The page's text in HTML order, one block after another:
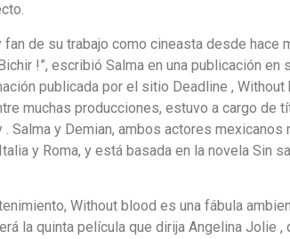
de su trabajo como cineasta desde hace
!”, escribió Salma en una publicación
publicada por el sitio Deadline ,
muchas producciones, estuvo a cargo de
Salma y Demian, ambos actores
y Roma, y está basada en la novela Sin
Without blood es una fábula
la quinta película que dirija Angelina Jolie